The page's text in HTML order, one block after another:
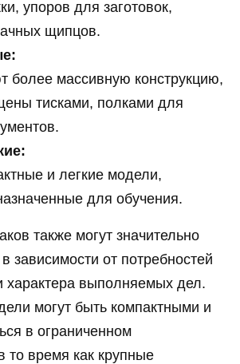
упоров для заготовок,
щипцов.
более массивную конструкцию,
тисками, полками для
и легкие модели,
для обучения.
также могут значительно
зависимости от потребностей
характера выполняемых дел.
могут быть компактными и
в ограниченном
то время как крупные